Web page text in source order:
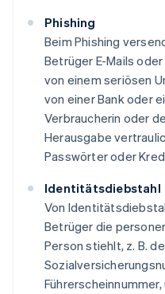
Phishing
Beim Phishing
Betrüger E-Mails
von einem seriösen
von einer Bank oder
Verbraucherin oder
Herausgabe
Passwörter oder
Identitätsdiebstahl
Von
Betrüger die
Person stiehlt, z. B.